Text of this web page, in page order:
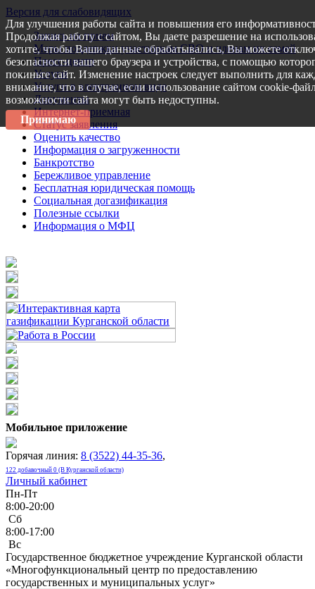
Версия для слабовидящих
Запись на прием
Меры поддержки участникам СВО и членам их семей
Пресс-центр
Услуги
Услуги в электронном виде
Документы
Интернет-приемная
Статус заявления
Оценить качество
Информация о загруженности
Банкротство
Бережливое управление
Бесплатная юридическая помощь
Социальная догазификация
Полезные ссылки
Информация о МФЦ
Мобильное приложение
Горячая линия: 8 (3522) 44-35-36,
122 добавочный 0 (В Курганской области)
Личный кабинет
Пн-Пт
8:00-20:00
Сб
8:00-17:00
Bc
Государственное бюджетное учреждение Курганской области
«Многофункциональный центр по предоставлению
государственных и муниципальных услуг»
Для улучшения работы сайта и повышения его
Продолжая работу с сайтом, Вы даете разрешение на
хотите, чтобы Ваши данные обрабатывались, Вы можете
безопасности вашего браузера и устройства, с помощью
покиньте сайт. Изменение настроек следует выполнить для
внимание, что в случае, если использование сайтом cookie-
возможности сайта могут быть недоступны.
Принимаю